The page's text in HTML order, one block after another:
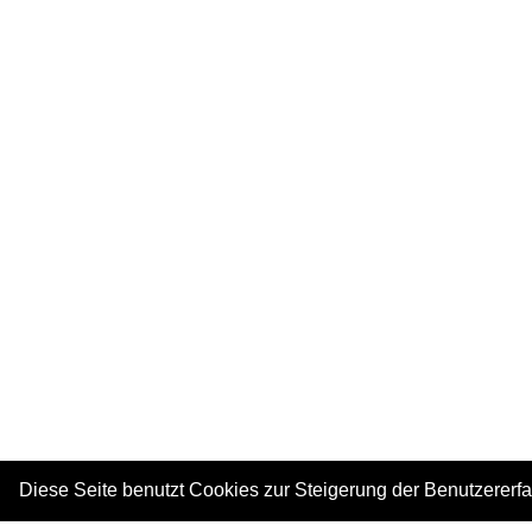
Diese Seite benutzt Cookies zur Steigerung der